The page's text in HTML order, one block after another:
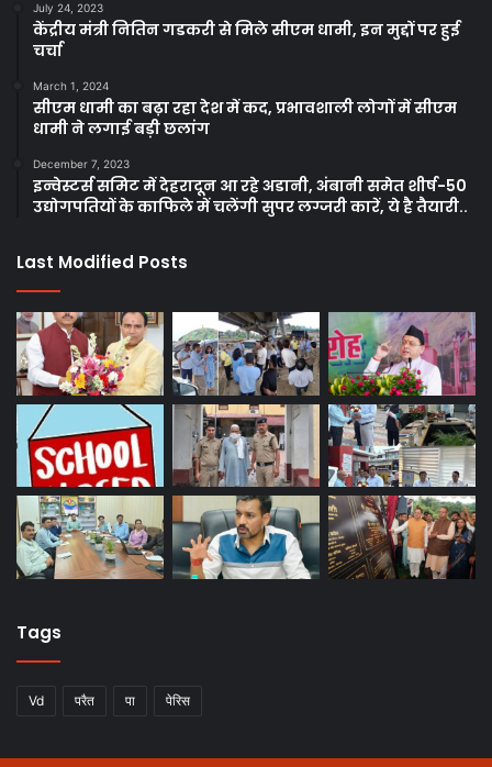
July 24, 2023
केंद्रीय मंत्री नितिन गडकरी से मिले सीएम धामी, इन मुद्दों पर हुई
चर्चा
March 1, 2024
सीएम धामी का बढ़ा रहा देश में कद, प्रभावशाली लोगों में सीएम
धामी ने लगाई बड़ी छलांग
December 7, 2023
इन्वेस्टर्स समिट में देहरादून आ रहे अडानी, अंबानी समेत शीर्ष-50
उद्योगपतियों के काफिले में चलेंगी सुपर लग्जरी कारें, ये है तैयारी..
Last Modified Posts
Tags
Vd परैत पा पेरिस